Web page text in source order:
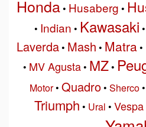
Honda• Husaberg •
• Indian • Kawasaki •
Laverda• Mash • Matra•
• MV Agusta• MZ•
Motor• Quadro• Sherco•
Triumph • Ural • Vespa